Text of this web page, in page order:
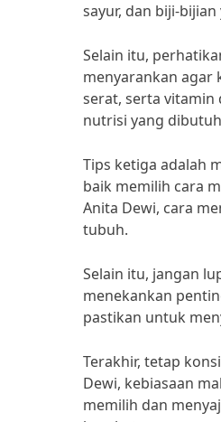
sayur, dan biji-
Selain itu,
menyarankan agar
serat, serta vitamin
nutrisi yang
Tips ketiga adalah
baik memilih cara
Anita Dewi, cara
tubuh.
Selain itu, jangan
menekankan
pastikan untuk
Terakhir, tetap
Dewi, kebiasaan
memilih dan